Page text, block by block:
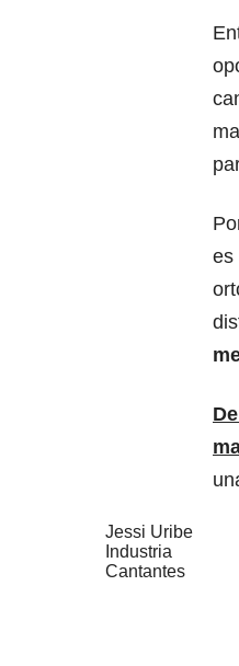
es
Jessi Uribe
Industria
Cantantes